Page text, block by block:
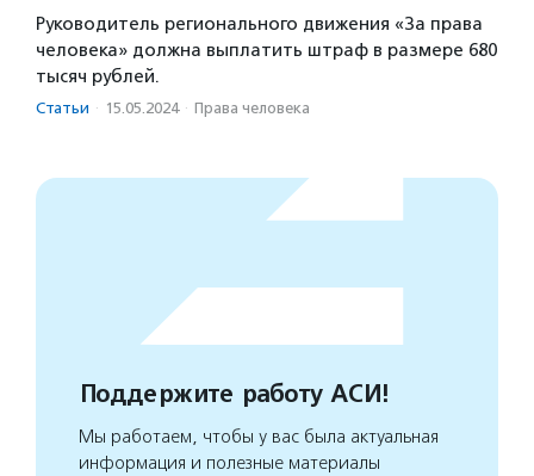
Руководитель регионального движения «За права
человека» должна выплатить штраф в размере 680
тысяч рублей.
Статьи · 15.05.2024 · Права человека
Поддержите работу АСИ!
Мы работаем, чтобы у вас была актуальная
информация и полезные материалы